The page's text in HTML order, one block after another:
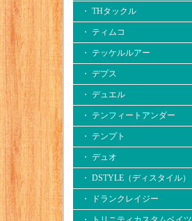
・ THタックル
・ ティムコ
・ テッケルルアー
・ デプス
・ デュエル
・ テンフィートアンダー
・ テンプト
・ デュオ
・ DSTYLE（ディスタイル）
・ ドランクレイジー